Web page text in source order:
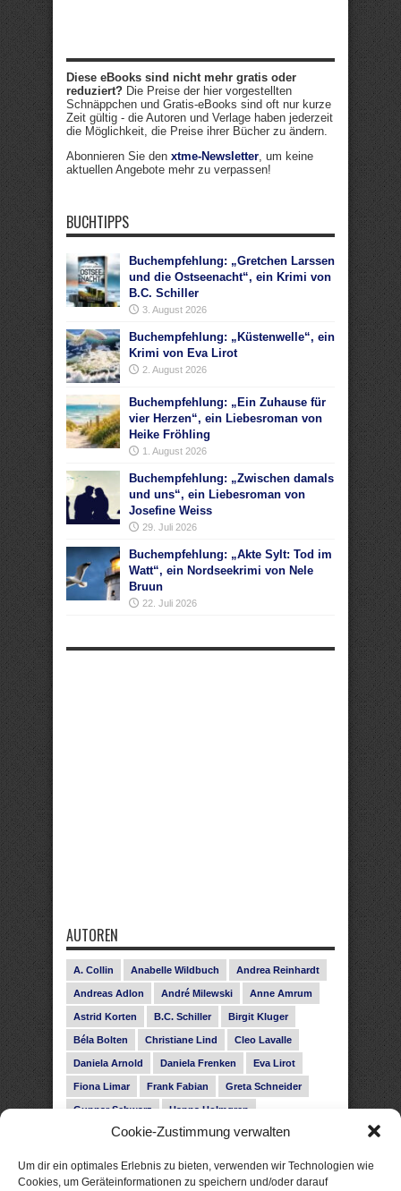
Cookie-Zustimmung verwalten
Um dir ein optimales Erlebnis zu bieten, verwenden wir Technologien wie
Cookies, um Geräteinformationen zu speichern und/oder darauf
Diese eBooks sind nicht mehr gratis oder
reduziert? Die Preise der hier vorgestellten
Schnäppchen und Gratis-eBooks sind oft nur kurze
Zeit gültig - die Autoren und Verlage haben jederzeit
die Möglichkeit, die Preise ihrer Bücher zu ändern.
Abonnieren Sie den xtme-Newsletter, um keine
aktuellen Angebote mehr zu verpassen!
BUCHTIPPS
Buchempfehlung: „Gretchen Larssen
und die Ostseenacht“, ein Krimi von
B.C. Schiller
3. August 2026
Buchempfehlung: „Küstenwelle“, ein
Krimi von Eva Lirot
2. August 2026
Buchempfehlung: „Ein Zuhause für
vier Herzen“, ein Liebesroman von
Heike Fröhling
1. August 2026
Buchempfehlung: „Zwischen damals
und uns“, ein Liebesroman von
Josefine Weiss
29. Juli 2026
Buchempfehlung: „Akte Sylt: Tod im
Watt“, ein Nordseekrimi von Nele
Bruun
22. Juli 2026
AUTOREN
A. Collin Anabelle Wildbuch Andrea Reinhardt
Andreas Adlon André Milewski Anne Amrum
Astrid Korten B.C. Schiller Birgit Kluger
Béla Bolten Christiane Lind Cleo Lavalle
Daniela Arnold Daniela Frenken Eva Lirot
Fiona Limar Frank Fabian Greta Schneider
Gunnar Schwarz Hanna Holmgren
Heike Fröhling Ina Glahe Ivo Pala J. Vellguth
Leonie Haubrich Lilly Labord Livia Pipes